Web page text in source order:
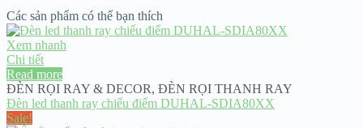
Các sản phẩm có thể bạn thích
Xem nhanh
Chi tiết
Read more
ĐÈN RỌI RAY & DECOR, ĐÈN RỌI THANH RAY
Đèn led thanh ray chiếu điểm DUHAL-SDIA80XX
Sale!